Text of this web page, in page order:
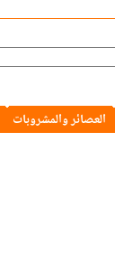
العصائر والمشروبات